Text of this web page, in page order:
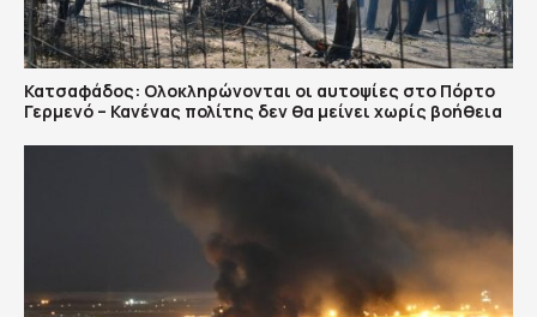
Κατσαφάδος: Ολοκληρώνονται οι αυτοψίες στο Πόρτο
Γερμενό – Κανένας πολίτης δεν θα μείνει χωρίς βοήθεια